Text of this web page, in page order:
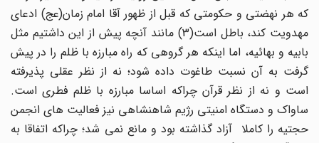
که هر نهضتی و حکومتی که قبل از ظهور آقا امام زمان(عج) ادعای
مهدویت کند، باطل است(3) مانند آنچه پیش از این داشتیم مثل
بابیه و بهائیه، اما اینکه هر گروهی که راه مبارزه با ظلم را در پیش
گرفت به آن نسبت طاغوت داده شود؛ نه از نظر عقلی پذیرفته
است و نه از نظر قرآن چراکه اساسا مبارزه با ظلم فطری است.
ساواک و دستگاه امنیتی رژیم شاهنشاهی نیز فعالیت های انجمن
حجتیه را کاملا آزاد گذاشته بود و مانع نمی شد؛ چراکه اتفاقا به